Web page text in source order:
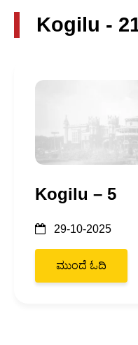
Kogilu -
Kogilu – 5
29-10-2025
ಮುಂದೆ ಓದಿ